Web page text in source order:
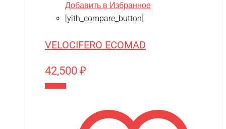
Добавить в Избранное
[yith_compare_button]
VELOCIFERO ECOMAD
42,500 ₽